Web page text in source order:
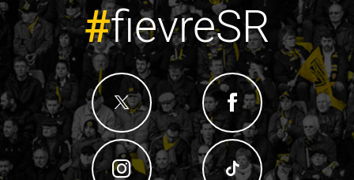
#fievreSR